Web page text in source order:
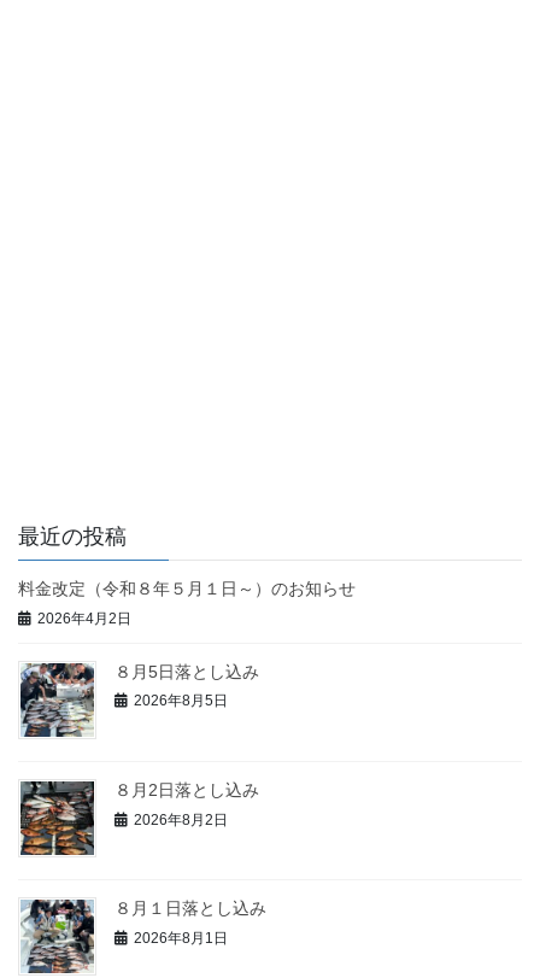
最近の投稿
料金改定（令和８年５月１日～）のお知らせ
2026年4月2日
８月5日落とし込み
2026年8月5日
８月2日落とし込み
2026年8月2日
８月１日落とし込み
2026年8月1日